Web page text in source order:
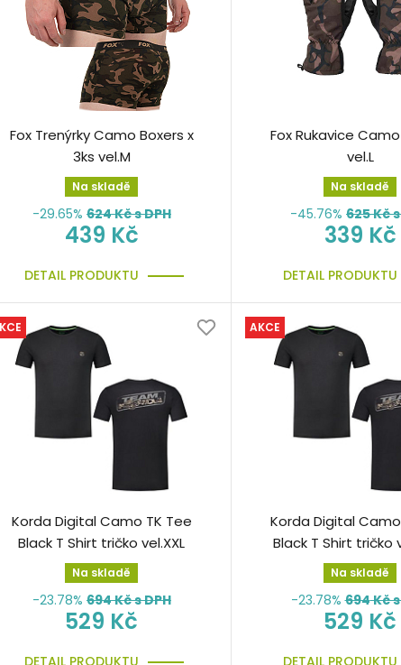
Fox Trenýrky Camo Boxers x
3ks vel.M
Na skladě
-29.65% 624Kč s DPH
439 Kč
DETAIL PRODUKTU
Fox Rukavice
vel.L
Na skladě
-45.76% 625Kč s
339 Kč
DETAIL PRODUKTU
Korda Digital Camo TK Tee
Black T Shirt tričko vel.XXL
Na skladě
-23.78% 694Kč s DPH
529 Kč
DETAIL PRODUKTU
AKCE
Korda Digital
Black T Shirt tričko
Na skladě
-23.78% 694Kč s
529 Kč
DETAIL PRODUKTU